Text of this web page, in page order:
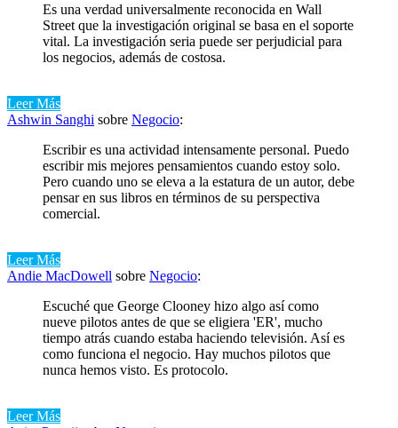
Es una verdad universalmente reconocida en Wall
Street que la investigación original se basa en el soporte
vital. La investigación seria puede ser perjudicial para
los negocios, además de costosa.
Leer Más
Ashwin Sanghi sobre Negocio:
Escribir es una actividad intensamente personal. Puedo
escribir mis mejores pensamientos cuando estoy solo.
Pero cuando uno se eleva a la estatura de un autor, debe
pensar en sus libros en términos de su perspectiva
comercial.
Leer Más
Andie MacDowell sobre Negocio:
Escuché que George Clooney hizo algo así como
nueve pilotos antes de que se eligiera 'ER', mucho
tiempo atrás cuando estaba haciendo televisión. Así es
como funciona el negocio. Hay muchos pilotos que
nunca hemos visto. Es protocolo.
Leer Más